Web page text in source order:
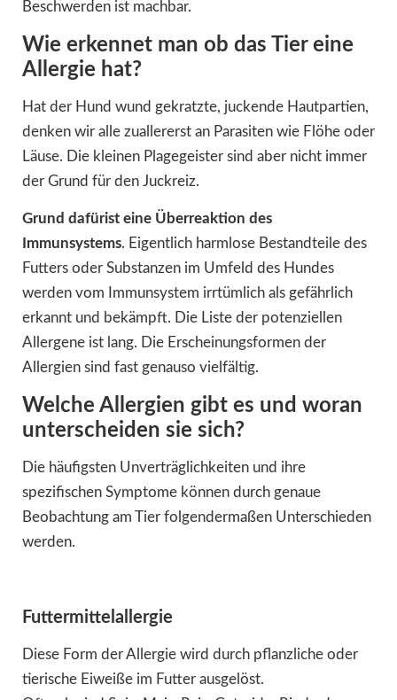
Beschwerden ist machbar.
Wie erkennet man ob das Tier eine
Allergie hat?
Hat der Hund wund gekratzte, juckende Hautpartien,
denken wir alle zuallererst an Parasiten wie Flöhe oder
Läuse. Die kleinen Plagegeister sind aber nicht immer
der Grund für den Juckreiz.
Grund dafürist eine Überreaktion des
Immunsystems. Eigentlich harmlose Bestandteile des
Futters oder Substanzen im Umfeld des Hundes
werden vom Immunsystem irrtümlich als gefährlich
erkannt und bekämpft. Die Liste der potenziellen
Allergene ist lang. Die Erscheinungsformen der
Allergien sind fast genauso vielfältig.
Welche Allergien gibt es und woran
unterscheiden sie sich?
Die häufigsten Unverträglichkeiten und ihre
spezifischen Symptome können durch genaue
Beobachtung am Tier folgendermaßen Unterschieden
werden.
Futtermittelallergie
Diese Form der Allergie wird durch pflanzliche oder
tierische Eiweiße im Futter ausgelöst.